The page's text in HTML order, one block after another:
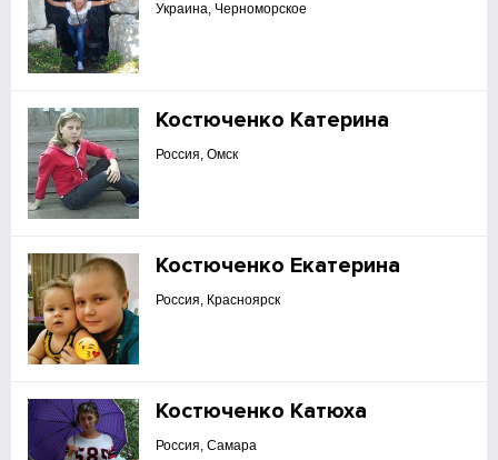
Украина, Черноморское
Костюченко Катерина
Россия, Омск
Костюченко Екатерина
Россия, Красноярск
Костюченко Катюха
Россия, Самара